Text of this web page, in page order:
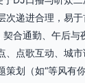
递进合理，易于
合通勤、午后与
点歌互动、城市
划（如“等风有